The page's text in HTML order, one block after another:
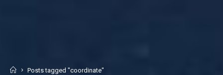
HomePosts tagged "coordinate"